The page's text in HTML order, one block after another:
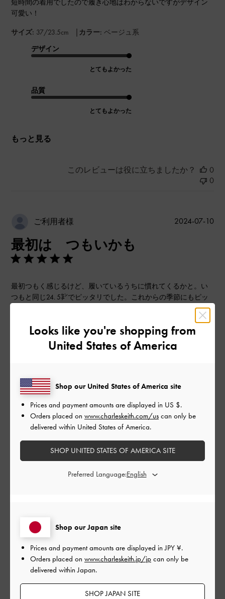
短時間の着用でしたので履き心地はわからないですがデザイン
可愛い！
サイズ: 37/23.5cm | カラー: ベージュ系
デザイン
とてもよかった
品質
とてもよかった
もっと見る
このレビューは役に立ちましたか？
0
0
ご利用者様
最初は つもいかも
最初つもく感じるけど、履いているうちに慣れてくるかと。い
つもと同じ24. 5㌢でピッタリでした。これからの季節にもピッ
サイズ: 39/24.5cm | カラー: ベージュ系
デザイン
品質
とてもよかった
公
2024-07-10
このレビューは役に立ちましたか？
huyさんのレビュー
Looks like you're shopping from
United States of America
Shop our Japan site
Prices and payment amounts are displayed inJPY ¥.
Orders placed on www.charleskeith.jp/jp can only be
delivered within Japan.
SHOP JAPAN SITE
Shop our United States of America site
Prices and payment amounts are displayed in US $.
Orders placed on www.charleskeith.com/us can only be
delivered within United States of America.
SHOP UNITED STATES OF AMERICA SITE
Preferred Language: